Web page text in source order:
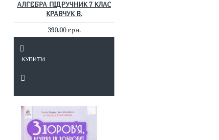
АЛГЕБРА ПІДРУЧНИК 7 КЛАС
КРАВЧУК В.
390.00 грн.
КУПИТИ